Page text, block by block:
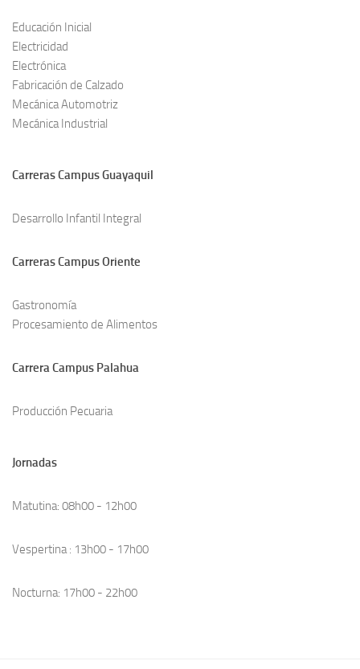
Educación Inicial
Electricidad
Electrónica
Fabricación de Calzado
Mecánica Automotriz
Mecánica Industrial
Carreras Campus Guayaquil
Desarrollo Infantil Integral
Carreras Campus Oriente
Gastronomía
Procesamiento de Alimentos
Carrera Campus Palahua
Producción Pecuaria
Jornadas
Matutina: 08h00 - 12h00
Vespertina : 13h00 - 17h00
Nocturna: 17h00 - 22h00